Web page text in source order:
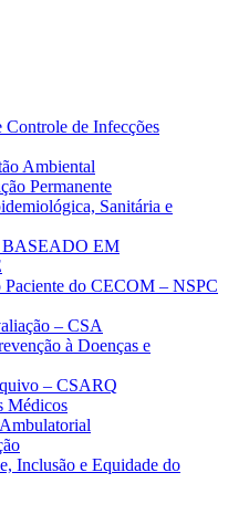
de Infecções
Ambiental
Permanente
Sanitária e
EM
Paciente do CECOM – NSPC
– CSA
à Doenças e
– CSARQ
Médicos
Inclusão e Equidade do